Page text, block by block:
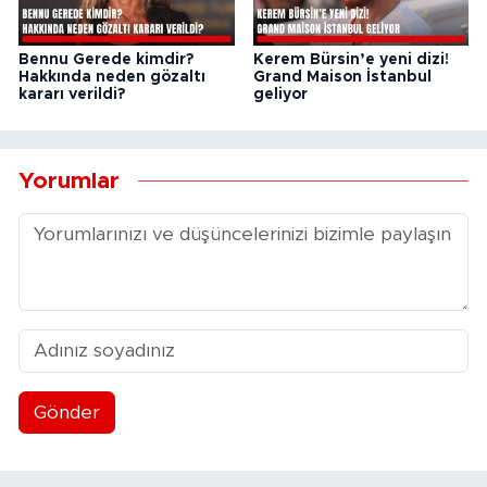
Bennu Gerede kimdir?
Hakkında neden gözaltı
kararı verildi?
Kerem Bürsin’e yeni dizi!
Grand Maison İstanbul
geliyor
Yorumlar
Gönder